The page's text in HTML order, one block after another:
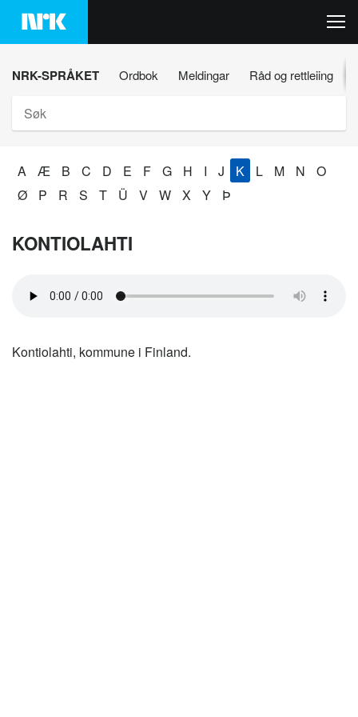
Hopp
innhaldet
NRK-SPRÅKET Ordbok Meldingar Råd og rettleiing
A Æ B C D E F G H I J K L M N
O
Ø
P R S T Ü V W X Y Þ
KONTIOLAHTI
Kontiolahti, kommune i Finland.